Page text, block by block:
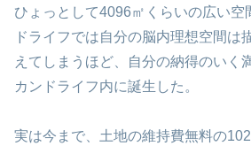
ひょっとして4096㎡くらいの広い空
ドライフでは自分の脳内理想空間は
えてしまうほど、自分の納得のいく
カンドライフ内に誕生した。
実は今まで、土地の維持費無料の